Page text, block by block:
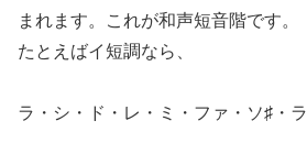
まれます。これが和声短音階です。
たとえばイ短調なら、
ラ・シ・ド・レ・ミ・ファ・ソ♯・ラ